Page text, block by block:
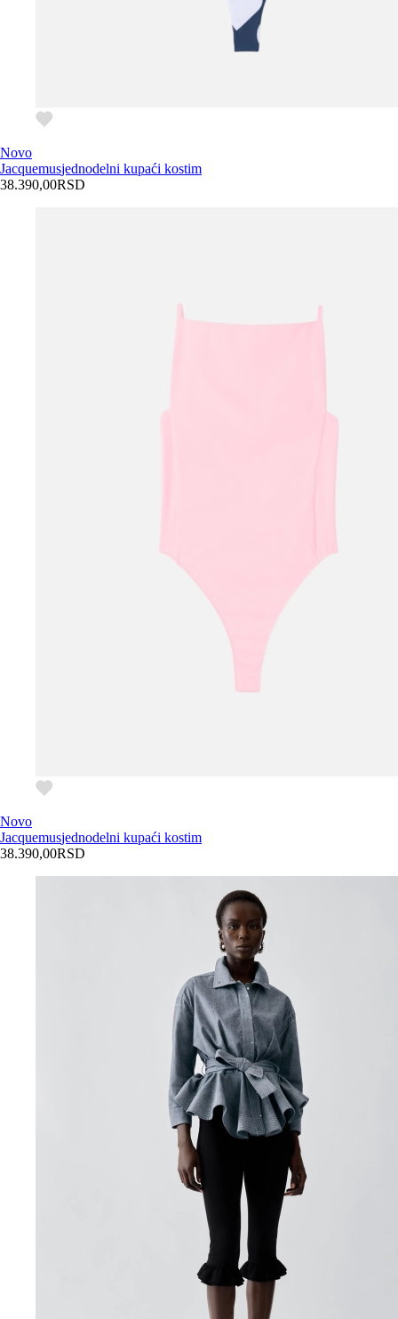
Novo
Jacquemusjednodelni kupaći kostim
38.390,00RSD
Novo
Jacquemusjednodelni kupaći kostim
38.390,00RSD